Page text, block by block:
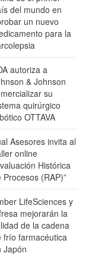
del mundo en
un nuevo
para la
autoriza a
& Johnson
su
quirúrgico
OTTAVA
Asesores invita al
online
Histórica
Procesos (RAP)”
LifeSciences y
mejorarán la
de la cadena
frío farmacéutica
Japón